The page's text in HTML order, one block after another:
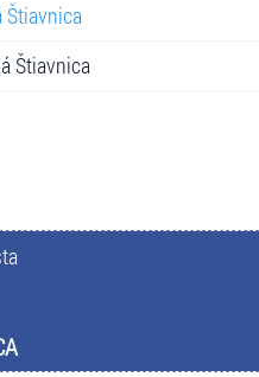
Štiavnica
Štiavnica